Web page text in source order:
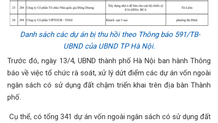
Danh sách các dự án bị thu hồi theo Thông báo 591/TB-
UBND của UBND TP Hà Nội.
Trước đó, ngày 13/4, UBND thành phố Hà Nội ban hành Thông
báo về việc tổ chức rà soát, xử lý dứt điểm các dự án vốn ngoài
ngân sách có sử dụng đất chậm triển khai trên địa bàn Thành
phố.
Cụ thể, có tổng 341 dự án vốn ngoài ngân sách có sử dụng đất